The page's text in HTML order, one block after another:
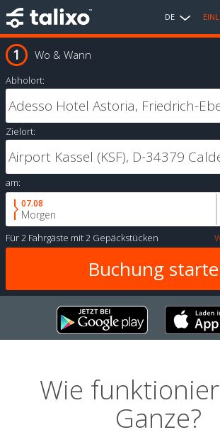
DE
Wo & Wann
Abholort:
Zielort:
am:
07.08
Morgen
Für2 Fahrgäste mit2 Gepäckstücken
Wie
Ganze?